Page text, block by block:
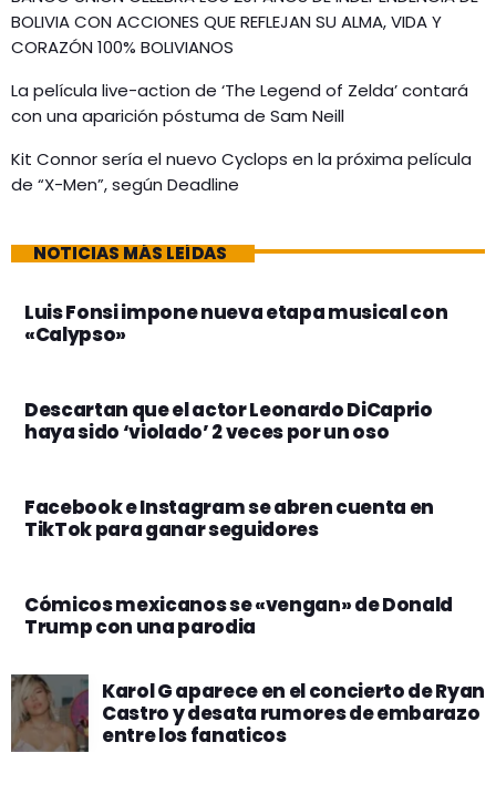
BOLIVIA CON ACCIONES QUE REFLEJAN SU ALMA, VIDA Y
CORAZÓN 100% BOLIVIANOS
La película live-action de ‘The Legend of Zelda’ contará
con una aparición póstuma de Sam Neill
Kit Connor sería el nuevo Cyclops en la próxima película
de “X-Men”, según Deadline
NOTICIAS MÁS LEÍDAS
Luis Fonsi impone nueva etapa musical con
«Calypso»
Descartan que el actor Leonardo DiCaprio
haya sido ‘violado’ 2 veces por un oso
Facebook e Instagram se abren cuenta en
TikTok para ganar seguidores
Cómicos mexicanos se «vengan» de Donald
Trump con una parodia
Karol G aparece en el concierto de Ryan
Castro y desata rumores de embarazo
entre los fanaticos